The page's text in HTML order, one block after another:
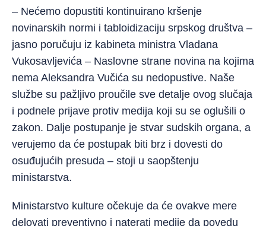
– Nećemo dopustiti kontinuirano kršenje
novinarskih normi i tabloidizaciju srpskog društva –
jasno poručuju iz kabineta ministra Vladana
Vukosavljevića – Naslovne strane novina na kojima
nema Aleksandra Vučića su nedopustive. Naše
službe su pažljivo proučile sve detalje ovog slučaja
i podnele prijave protiv medija koji su se oglušili o
zakon. Dalje postupanje je stvar sudskih organa, a
verujemo da će postupak biti brz i dovesti do
osuđujućih presuda – stoji u saopštenju
ministarstva.
Ministarstvo kulture očekuje da će ovakve mere
delovati preventivno i naterati medije da povedu